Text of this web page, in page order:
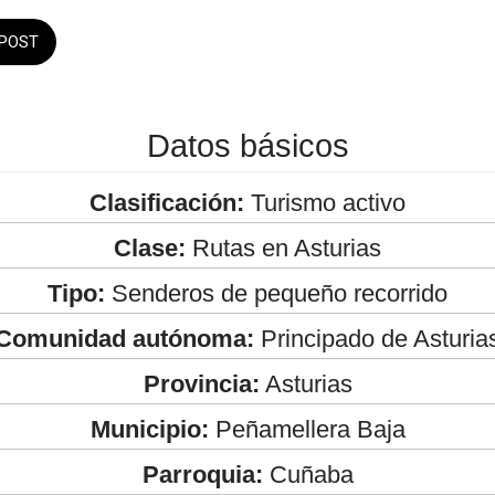
Datos básicos
Clasificación: Turismo activo
Clase: Rutas en Asturias
Tipo: Senderos de pequeño recorrido
autónoma: Principado de
Provincia: Asturias
Municipio: Peñamellera Baja
Parroquia: Cuñaba